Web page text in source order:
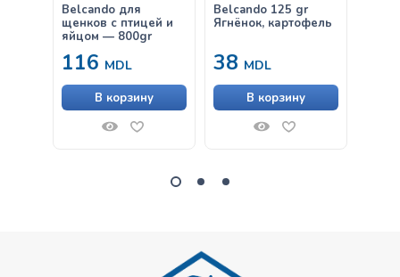
Belcando для
щенков с птицей и
яйцом — 800gr
116 MDL
В корзину
Belcando 125 gr
Ягнёнок, картофель
38 MDL
В корзину